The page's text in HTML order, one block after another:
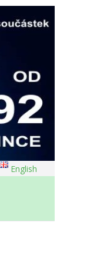
English